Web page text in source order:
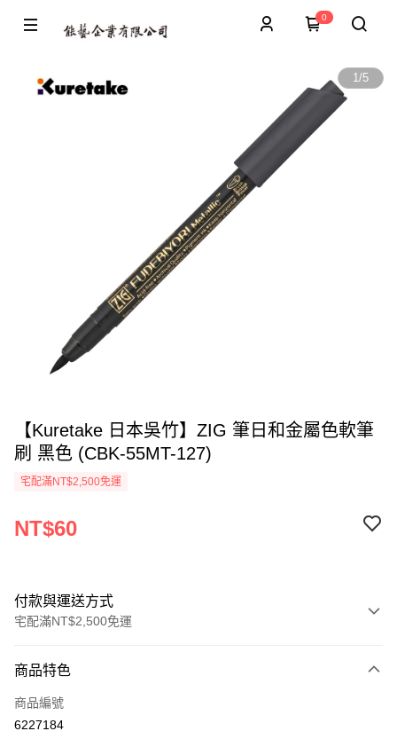
0
1/5
【Kuretake 日本吳竹】ZIG 筆日和金屬色軟筆
刷 黑色 (CBK-55MT-127)
宅配滿NT$2,500免運
NT$60
付款與運送方式
宅配滿NT$2,500免運
信用卡一次付款
Apple Pay
商品特色
商品編號
6227184